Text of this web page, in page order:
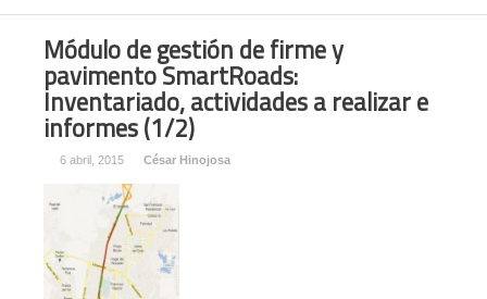
Módulo de gestión de firme y
pavimento SmartRoads:
Inventariado, actividades a realizar e
informes (1/2)
6 abril, 2015 César Hinojosa